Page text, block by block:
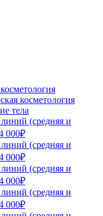
косметология
тела
(средняя и
000₽
(средняя и
000₽
(средняя и
000₽
(средняя и
000₽